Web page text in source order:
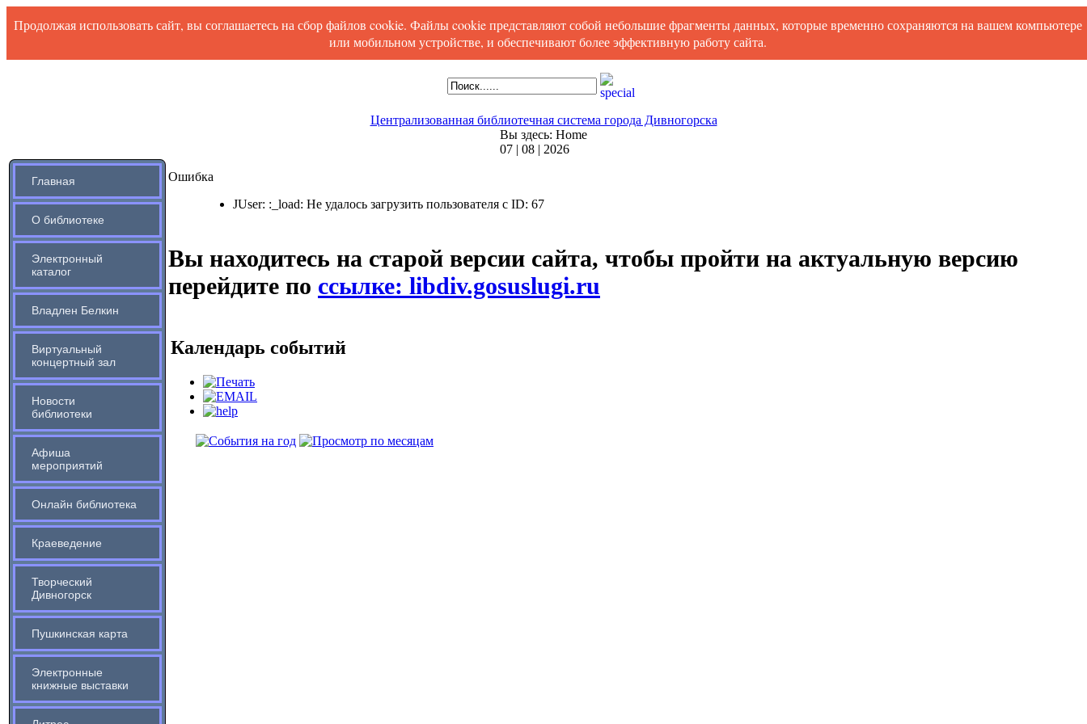
Продолжая использовать сайт, вы соглашаетесь на сбор файлов cookie. Файлы cookie представляют собой небольшие фрагменты данных, которые временно сохраняются на вашем компьютере
или мобильном устройстве, и обеспечивают более эффективную работу сайта.
Централизованная библиотечная система города Дивногорска
Вы здесь: Home
07 | 08 | 2026
Главная
О библиотеке
Электронный
каталог
Владлен Белкин
Виртуальный
концертный зал
Новости
библиотеки
Афиша
мероприятий
Онлайн библиотека
Краеведение
Творческий
Дивногорск
Пушкинская карта
Электронные
книжные выставки
Ошибка
JUser: :_load: Не удалось загрузить пользователя с ID: 67
Вы находитесь на старой версии сайта, чтобы пройти на актуальную версию
перейдите по ссылке: libdiv.gosuslugi.ru
Календарь событий